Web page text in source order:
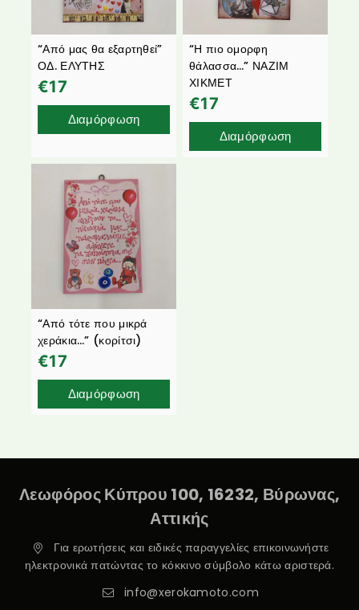
“Από μας θα εξαρτηθεί”
ΟΔ. ΕΛΥΤΗΣ
€17
Διαμόρφωση
“Η πιο ομορφη
θάλασσα…” ΝΑΖΙΜ
ΧΙΚΜΕΤ
€17
Διαμόρφωση
“Από τότε που μικρά
χεράκια…” (κορίτσι)
€17
Διαμόρφωση
Λεωφόρος Κύπρου 100, 16232, Βύρωνας,
Αττικής
Για ερωτήσεις και ειδικές παραγγελίες επικοινωνήστε
ηλεκτρονικά πατώντας το κόκκινο σύμβολο κάτω αριστερά.
info@xerokamoto.com